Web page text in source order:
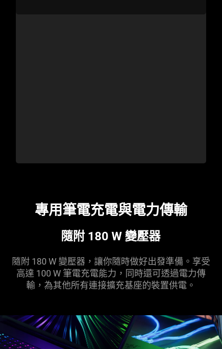
專用筆電充電與電力傳輸
隨附 180 W 變壓器
隨附 180 W 變壓器，讓你隨時做好出發準備。享受
高達 100 W 筆電充電能力，同時還可透過電力傳
輸，為其他所有連接擴充基座的裝置供電 。